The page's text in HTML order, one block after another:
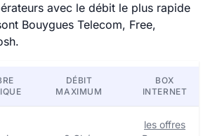
avec le débit le plus rapide
Bouygues Telecom, Free,
DÉBIT
MAXIMUM
BOX
INTERNET
les offres